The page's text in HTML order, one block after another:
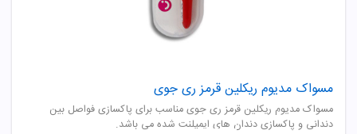
مسواک مدیوم ریکلین قرمز ری جوی
مسواک مدیوم ریکلین قرمز ری جوی مناسب برای پاکسازی فواصل بین
دندانی و پاکسازی دندان های ایمپلنت شده می باشد.